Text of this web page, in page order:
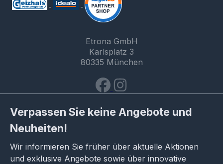
Etrona GmbH
Karlsplatz 3
80335 München
Verpassen Sie keine Angebote und
Neuheiten!
Wir informieren Sie früher über aktuelle Aktionen
und exklusive Angebote sowie über innovative